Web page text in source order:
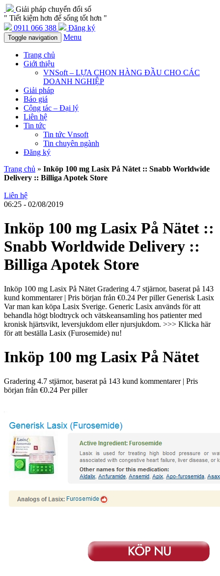
Giải pháp chuyển đổi số
" Tiết kiệm hơn để sống tốt hơn "
0911 066 388
Đăng ký
Toggle navigation Menu
Trang chủ
Giới thiệu
VNSoft – LỰA CHỌN HÀNG ĐẦU CHO CÁC
DOANH NGHIỆP
Giải pháp
Báo giá
Cộng tác – Đại lý
Liên hệ
Tin tức
Tin tức Vnsoft
Tin chuyên ngành
Đăng ký
Trang chủ » Inköp 100 mg Lasix På Nätet :: Snabb Worldwide
Delivery :: Billiga Apotek Store
Liên hệ
06:25 - 02/08/2019
Inköp 100 mg Lasix På Nätet ::
Snabb Worldwide Delivery ::
Billiga Apotek Store
Inköp 100 mg Lasix På Nätet Gradering 4.7 stjärnor, baserat på 143
kund kommentarer | Pris början från €0.24 Per piller Generisk Lasix
Var man kan köpa Lasix Sverige. Generic Lasix används för att
behandla högt blodtryck och vätskeansamling hos patienter med
kronisk hjärtsvikt, leversjukdom eller njursjukdom. >>> Klicka här
för att beställa Lasix (Furosemide) nu!
Inköp 100 mg Lasix På Nätet
Gradering 4.7 stjärnor, baserat på 143 kund kommentarer| Pris
början från €0.24 Per piller